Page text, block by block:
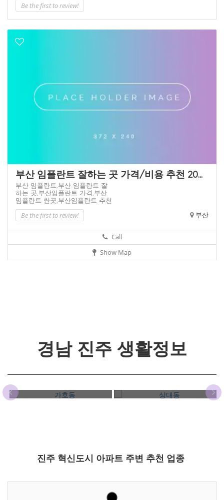
Be the first to review!
부산 임플란트 잘하는 곳 가격/비용 추천 20...
부산 임플란트,부산 임플란트 잘
하는 곳,부산임플란트 가격,부산
임플란트 싼곳,부산임플란트 추천
Be the first to review! 부산
Call
Show Map
경남 진주 생활정보
진주 혁신도시 아파트 주변 추천 업종